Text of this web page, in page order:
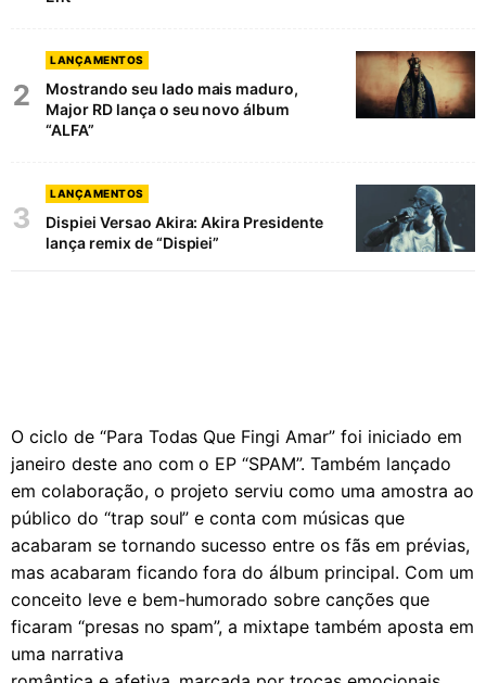
2
LANÇAMENTOS
Mostrando seu lado mais maduro,
Major RD lança o seu novo álbum
“ALFA”
3
LANÇAMENTOS
Dispiei Versao Akira: Akira Presidente
lança remix de “Dispiei”
O ciclo de “Para Todas Que Fingi Amar” foi iniciado em
janeiro deste ano com o EP “SPAM”. Também lançado
em colaboração, o projeto serviu como uma amostra ao
público do “trap soul” e conta com músicas que
acabaram se tornando sucesso entre os fãs em prévias,
mas acabaram ficando fora do álbum principal. Com um
conceito leve e bem-humorado sobre canções que
ficaram “presas no spam”, a mixtape também aposta em
uma narrativa